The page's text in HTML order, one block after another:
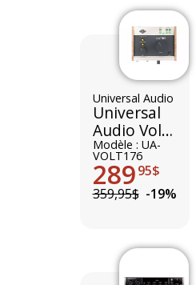
Universal Audio
Universal
Audio Volt
176
Modèle : UA-
VOLT176
28995$
359,95$ -19%